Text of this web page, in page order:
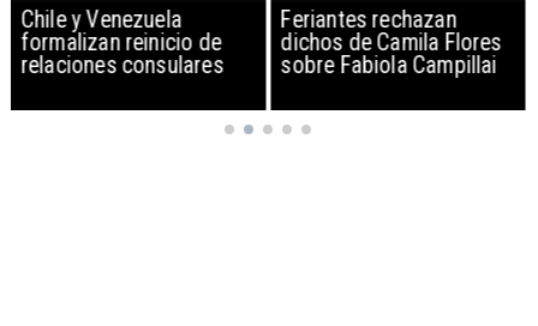
Chile y Venezuela
formalizan reinicio de
relaciones consulares
Feriantes rechazan
dichos de Camila Flores
sobre Fabiola Campillai